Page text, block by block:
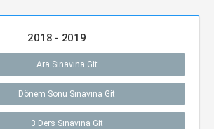
2018 - 2019
Ara Sınavına Git
Dönem Sonu Sınavına Git
3 Ders Sınavına Git